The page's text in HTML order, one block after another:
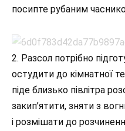
посипте рубаним
2. Разсол потрібно
остудити до кімнатної
піде близько півлітра
закип’ятити, зняти з
і розмішати до